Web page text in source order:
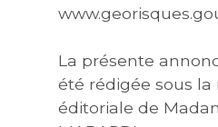
La présente
été rédigée sous la
éditoriale de